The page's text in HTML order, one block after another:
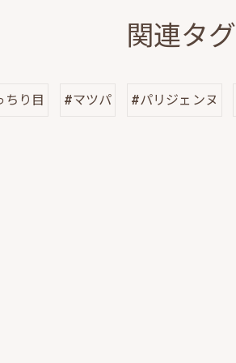
関連タグ
り目 #マツパ #パリジェンヌ